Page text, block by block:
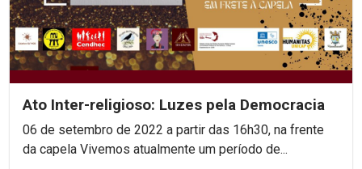
Ato Inter-religioso: Luzes pela Democracia
06 de setembro de 2022 a partir das 16h30, na frente
da capela Vivemos atualmente um período de...